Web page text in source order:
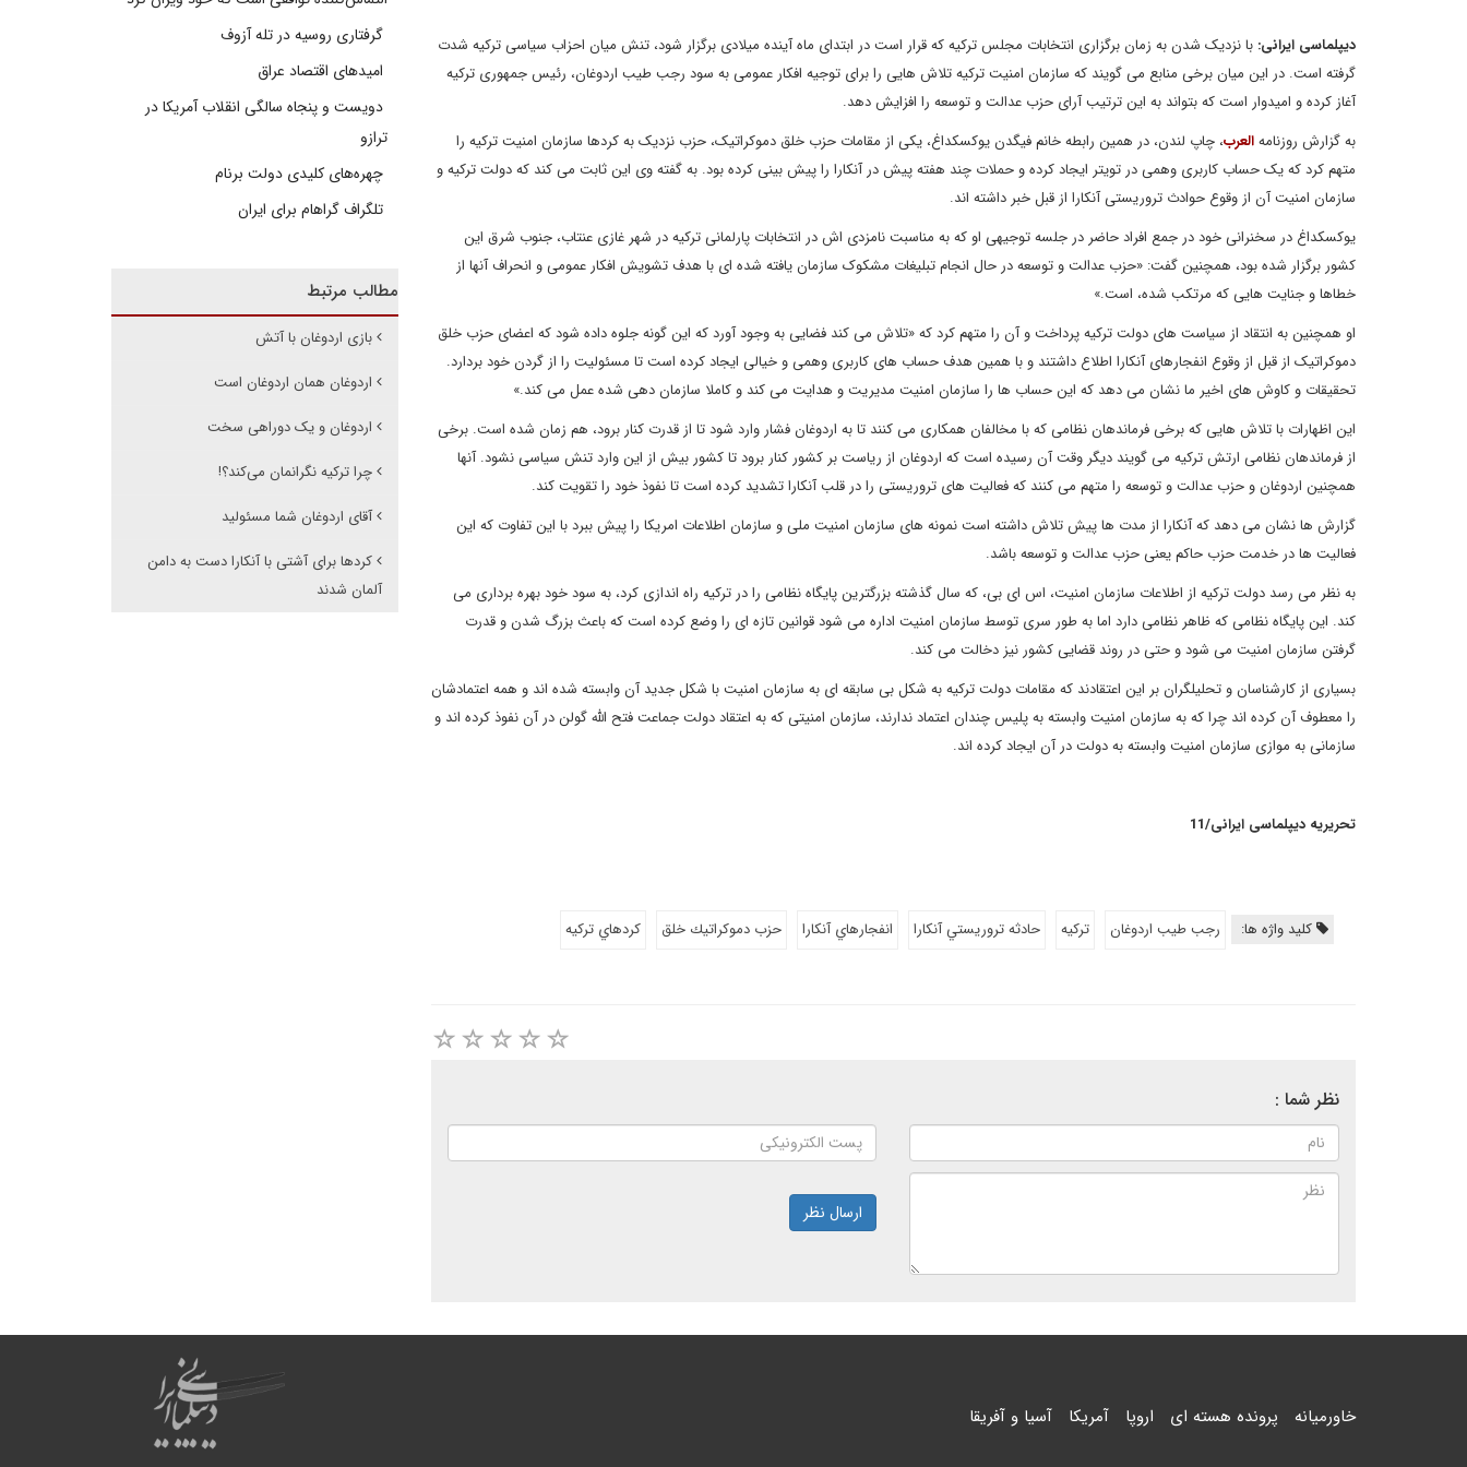
دیپلماسی ایرانی: با نزدیک شدن به زمان برگزاری انتخابات مجلس ترکیه که قرار است در ابتدای ماه آینده میلادی برگزار شود، تنش میان احزاب سیاسی ترکیه شدت
گرفته است. در این میان برخی منابع می گویند که سازمان امنیت ترکیه تلاش هایی را برای توجیه افکار عمومی به سود رجب طیب اردوغان، رئیس جمهوری ترکیه
آغاز کرده و امیدوار است که بتواند به این ترتیب آرای حزب عدالت و توسعه را افزایش دهد.
به گزارش روزنامهالعرب، چاپ لندن، در همین رابطه خانم فیگدن یوکسکداغ، یکی از مقامات حزب خلق دموکراتیک، حزب نزدیک به کردها سازمان امنیت ترکیه را
متهم کرد که یک حساب کاربری وهمی در تویتر ایجاد کرده و حملات چند هفته پیش در آنکارا را پیش بینی کرده بود. به گفته وی این ثابت می کند که دولت ترکیه و
سازمان امنیت آن از وقوع حوادث تروریستی آنکارا از قبل خبر داشته اند.
یوکسکداغ در سخنرانی خود در جمع افراد حاضر در جلسه توجیهی او که به مناسبت نامزدی اش در انتخابات پارلمانی ترکیه در شهر غازی عنتاب، جنوب شرق این
کشور برگزار شده بود، همچنین گفت: «حزب عدالت و توسعه در حال انجام تبلیغات مشکوک سازمان یافته شده ای با هدف تشویش افکار عمومی و انحراف آنها از
خطاها و جنایت هایی که مرتکب شده، است.»
او همچنین به انتقاد از سیاست های دولت ترکیه پرداخت و آن را متهم کرد که «تلاش می کند فضایی به وجود آورد که این گونه جلوه داده شود که اعضای حزب خلق
دموکراتیک از قبل از وقوع انفجارهای آنکارا اطلاع داشتند و با همین هدف حساب های کاربری وهمی و خیالی ایجاد کرده است تا مسئولیت را از گردن خود بردارد.
تحقیقات و کاوش های اخیر ما نشان می دهد که این حساب ها را سازمان امنیت مدیریت و هدایت می کند و کاملا سازمان دهی شده عمل می کند.»
این اظهارات با تلاش هایی که برخی فرماندهان نظامی که با مخالفان همکاری می کنند تا به اردوغان فشار وارد شود تا از قدرت کنار برود، هم زمان شده است. برخی
از فرماندهان نظامی ارتش ترکیه می گویند دیگر وقت آن رسیده است که اردوغان از ریاست بر کشور کنار برود تا کشور بیش از این وارد تنش سیاسی نشود. آنها
همچنین اردوغان و حزب عدالت و توسعه را متهم می کنند که فعالیت های تروریستی را در قلب آنکارا تشدید کرده است تا نفوذ خود را تقویت کند.
گزارش ها نشان می دهد که آنکارا از مدت ها پیش تلاش داشته است نمونه های سازمان امنیت ملی و سازمان اطلاعات امریکا را پیش ببرد با این تفاوت که این
فعالیت ها در خدمت حزب حاکم یعنی حزب عدالت و توسعه باشد.
به نظر می رسد دولت ترکیه از اطلاعات سازمان امنیت، اس ای بی، که سال گذشته بزرگترین پایگاه نظامی را در ترکیه راه اندازی کرد، به سود خود بهره برداری می
کند. این پایگاه نظامی که ظاهر نظامی دارد اما به طور سری توسط سازمان امنیت اداره می شود قوانین تازه ای را وضع کرده است که باعث بزرگ شدن و قدرت
گرفتن سازمان امنیت می شود و حتی در روند قضایی کشور نیز دخالت می کند.
بسیاری از کارشناسان و تحلیلگران بر این اعتقادند که مقامات دولت ترکیه به شکل بی سابقه ای به سازمان امنیت با شکل جدید آن وابسته شده اند و همه اعتمادشان
را معطوف آن کرده اند چرا که به سازمان امنیت وابسته به پلیس چندان اعتماد ندارند، سازمان امنیتی که به اعتقاد دولت جماعت فتح الله گولن در آن نفوذ کرده اند و
سازمانی به موازی سازمان امنیت وابسته به دولت در آن ایجاد کرده اند.
تحریریه دیپلماسی ایرانی/11
کلید واژه ها: رجب طيب اردوغان تركيه حادثه تروريستي آنكارا انفجارهاي آنكارا حزب دموكراتيك خلق كردهاي تركيه
نظر شما :
ارسال نظر
گرفتاری روسیه در تله آزوف
امیدهای اقتصاد عراق
دویست و پنجاه سالگی انقلاب آمریکا در
ترازو
چهره‌های کلیدی دولت برنام
تلگراف گراهام برای ایران
مطالب مرتبط
بازی اردوغان با آتش
اردوغان همان اردوغان است
اردوغان و یک دوراهی سخت
چرا ترکیه نگرانمان می‌کند؟!
آقای اردوغان شما مسئولید
کردها برای آشتی با آنکارا دست به دامن
آلمان شدند
خاورمیانه پرونده هسته ای اروپا آمریکا آسیا و آفریقا